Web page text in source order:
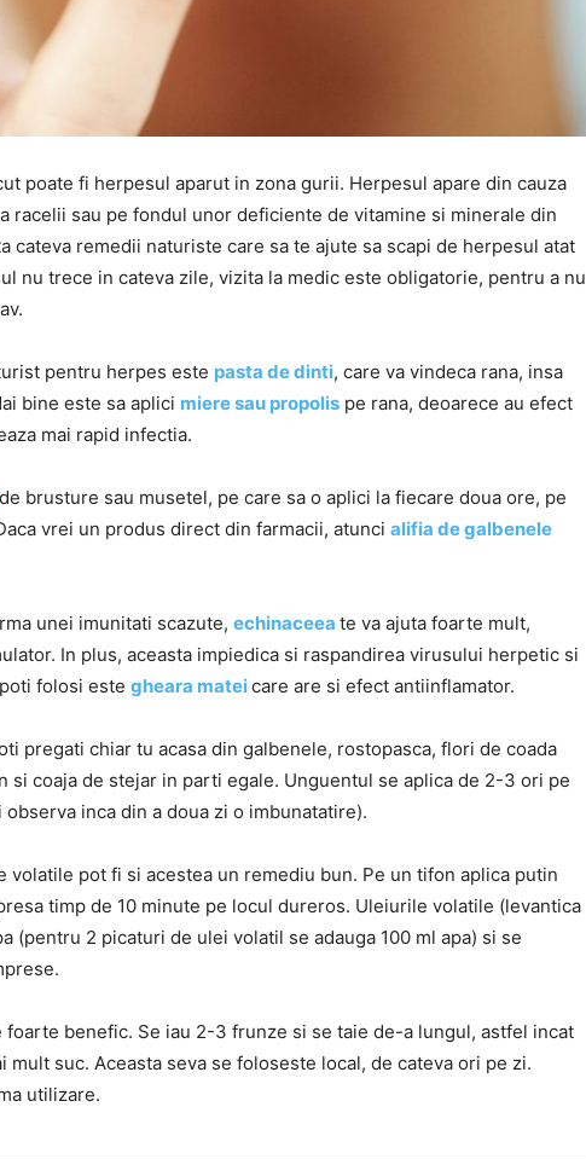
poate fi herpesul aparut in zona gurii. Herpesul apare din cauza
racelii sau pe fondul unor deficiente de vitamine si minerale din
cateva remedii naturiste care sa te ajute sa scapi de herpesul atat
nu trece in cateva zile, vizita la medic este obligatorie, pentru a nu
pentru herpes este pasta de dinti, care va vindeca rana, insa
bine este sa aplici miere sau propolis pe rana, deoarece au efect
mai rapid infectia.
de brusture sau musetel, pe care sa o aplici la fiecare doua ore, pe
vrei un produs direct din farmacii, atunci alifia de galbenele
unei imunitati scazute, echinaceea te va ajuta foarte mult,
In plus, aceasta impiedica si raspandirea virusului herpetic si
folosi este gheara mateicare are si efect antiinflamator.
pregati chiar tu acasa din galbenele, rostopasca, flori de coada
si coaja de stejar in parti egale. Unguentul se aplica de 2-3 ori pe
inca din a doua zi o imbunatatire).
volatile pot fi si acestea un remediu bun. Pe un tifon aplica putin
timp de 10 minute pe locul dureros. Uleiurile volatile (levantica
(pentru 2 picaturi de ulei volatil se adauga 100 ml apa) si se
benefic. Se iau 2-3 frunze si se taie de-a lungul, astfel incat
mult suc. Aceasta seva se foloseste local, de cateva ori pe zi.
utilizare.